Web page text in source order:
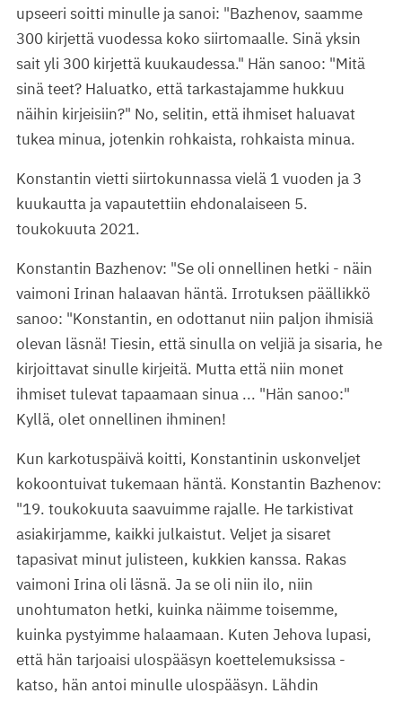
upseeri soitti minulle ja sanoi: "Bazhenov, saamme
300 kirjettä vuodessa koko siirtomaalle. Sinä yksin
sait yli 300 kirjettä kuukaudessa." Hän sanoo: "Mitä
sinä teet? Haluatko, että tarkastajamme hukkuu
näihin kirjeisiin?" No, selitin, että ihmiset haluavat
tukea minua, jotenkin rohkaista, rohkaista minua.
Konstantin vietti siirtokunnassa vielä 1 vuoden ja 3
kuukautta ja vapautettiin ehdonalaiseen 5.
toukokuuta 2021.
Konstantin Bazhenov: "Se oli onnellinen hetki - näin
vaimoni Irinan halaavan häntä. Irrotuksen päällikkö
sanoo: "Konstantin, en odottanut niin paljon ihmisiä
olevan läsnä! Tiesin, että sinulla on veljiä ja sisaria, he
kirjoittavat sinulle kirjeitä. Mutta että niin monet
ihmiset tulevat tapaamaan sinua ... "Hän sanoo:"
Kyllä, olet onnellinen ihminen!
Kun karkotuspäivä koitti, Konstantinin uskonveljet
kokoontuivat tukemaan häntä. Konstantin Bazhenov:
"19. toukokuuta saavuimme rajalle. He tarkistivat
asiakirjamme, kaikki julkaistut. Veljet ja sisaret
tapasivat minut julisteen, kukkien kanssa. Rakas
vaimoni Irina oli läsnä. Ja se oli niin ilo, niin
unohtumaton hetki, kuinka näimme toisemme,
kuinka pystyimme halaamaan. Kuten Jehova lupasi,
että hän tarjoaisi ulospääsyn koettelemuksissa -
katso, hän antoi minulle ulospääsyn. Lähdin